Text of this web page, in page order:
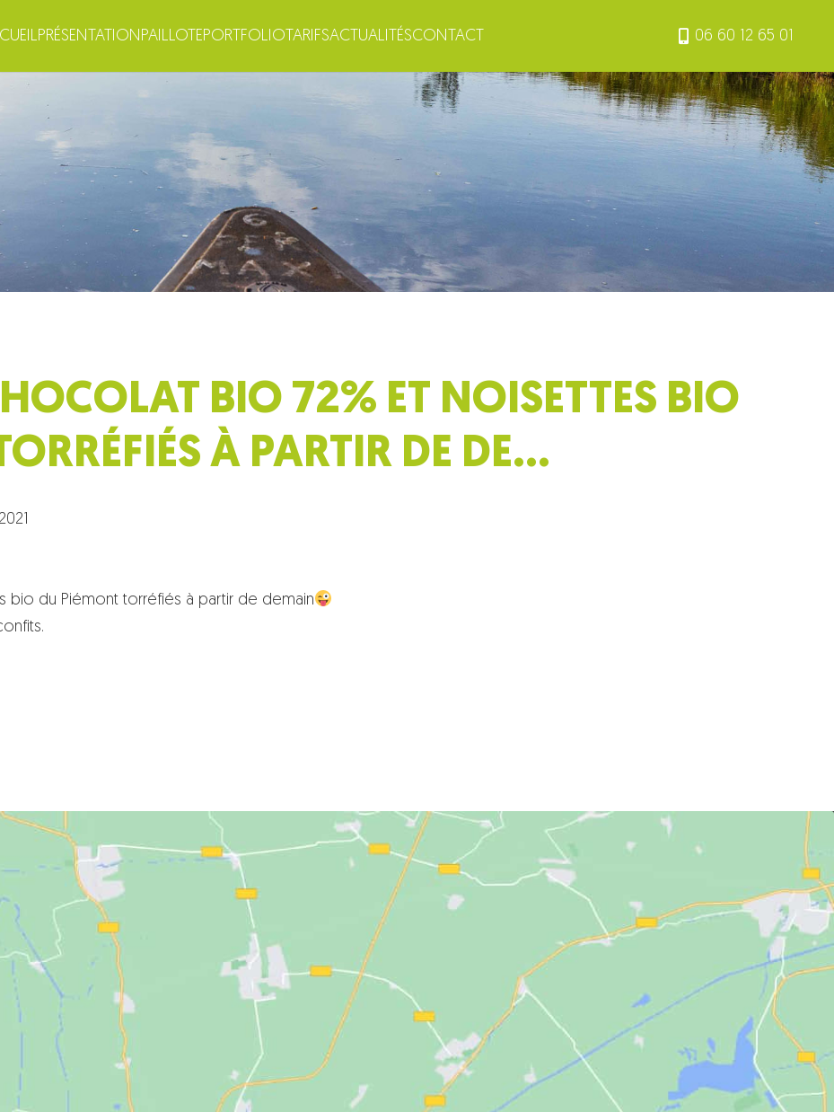
PRÉSENTATION PAILLOTEPORTFOLIO TARIFSACTUALITÉSCONTACT 06 60 12 65 01
BIO 72% ET NOISETTES BIO
À PARTIR DE DE…
bio du Piémont torréfiés à partir de demain